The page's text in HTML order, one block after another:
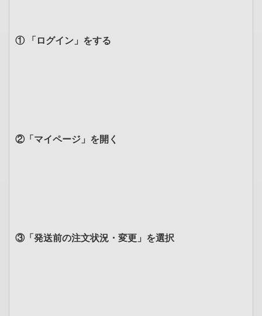
① 「ログイン」をする
②「マイページ」を開く
③「発送前の注文状況・変更」を選択